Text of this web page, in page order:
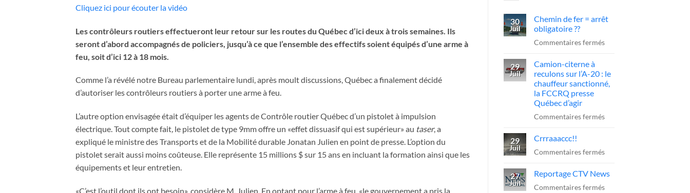
Cliquez ici pour écouter la vidéo
Les contrôleurs routiers effectueront leur retour sur les routes du Québec d’ici deux à trois semaines. Ils
seront d’abord accompagnés de policiers, jusqu’à ce que l’ensemble des effectifs soient équipés d’une arme à
feu, soit d’ici 12 à 18 mois.
Comme l’a révélé notre Bureau parlementaire lundi, après moult discussions, Québec a finalement décidé
d’autoriser les contrôleurs routiers à porter une arme à feu.
L’autre option envisagée était d’équiper les agents de Contrôle routier Québec d’un pistolet à impulsion
électrique. Tout compte fait, le pistolet de type 9mm offre un «effet dissuasif qui est supérieur» au taser, a
expliqué le ministre des Transports et de la Mobilité durable Jonatan Julien en point de presse. L’option du
pistolet serait aussi moins coûteuse. Elle représente 15 millions $ sur 15 ans en incluant la formation ainsi que les
équipements et leur entretien.
«C’est l’outil dont ils ont besoin», considère M. Julien. En optant pour l’arme à feu, «le gouvernement a pris la
30
Juil
Chemin de fer = arrêt
obligatoire ??
Commentaires ferméssur
fer
=
29
Juil
Camion-citerne à
reculons sur l’A-20 : le
chauffeur sanctionné,
la FCCRQ presse
Québec d’agir
Commentaires ferméssur
à
sur
l’A-
29
Juil
Crrraaaccc!!
Commentaires ferméssur
27
Juil
Reportage CTV News
Commentaires ferméssur